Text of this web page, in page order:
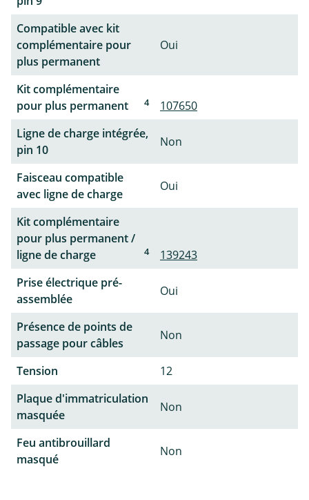
Compatible avec kit
complémentaire pour
plus permanent
Oui
Kit complémentaire
pour plus permanent
4
107650
Ligne de charge intégrée,
pin 10
Non
Faisceau compatible
avec ligne de charge
Oui
Kit complémentaire
pour plus permanent /
ligne de charge
4
139243
Prise électrique pré-
assemblée
Oui
Présence de points de
passage pour câbles
Non
Tension
12
Plaque d'immatriculation
masquée
Non
Feu antibrouillard
masqué
Non